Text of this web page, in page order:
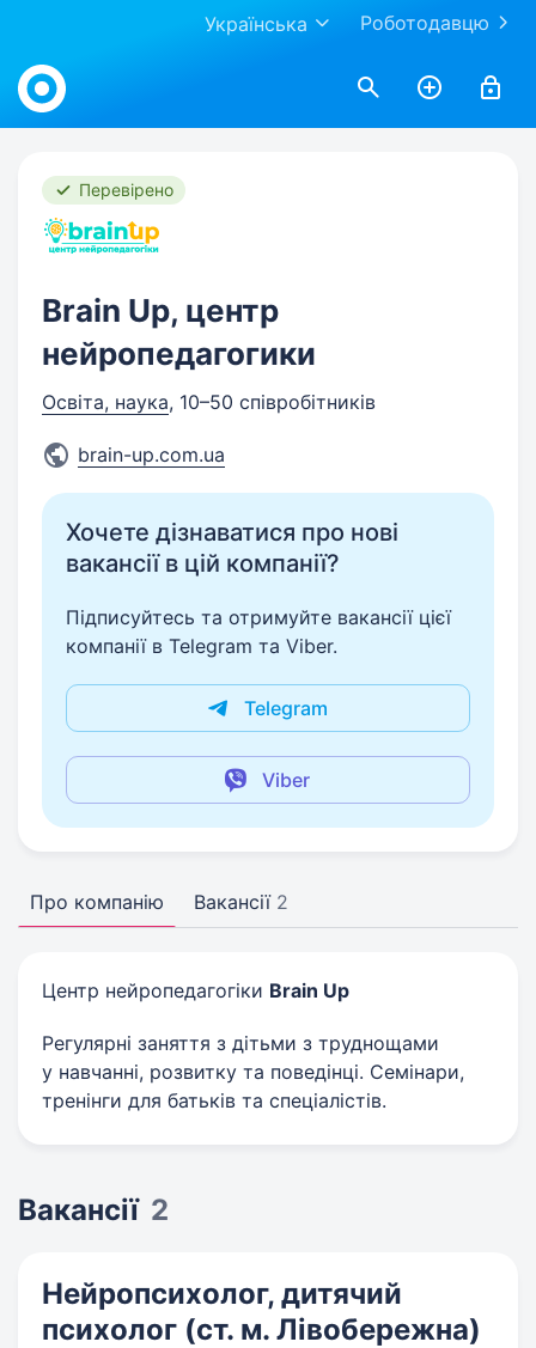
Роботодавцю
Українська
Work.ua
Перевірено
Brain Up, центр
нейропедагогики
Освіта, наука, 10–50 співробітників
brain-up.com.ua
Хочете дізнаватися про нові
вакансії в цій компанії?
Підписуйтесь та отримуйте вакансії цієї
компанії в Telegram та Viber.
Telegram
Viber
Про компанію Вакансії 2
Центр нейропедагогіки Brain Up
Регулярні заняття з дітьми з труднощами
у навчанні, розвитку та поведінці. Семінари,
тренінги для батьків та спеціалістів.
Вакансії 2
Нейропсихолог, дитячий
психолог (ст. м. Лівобережна)